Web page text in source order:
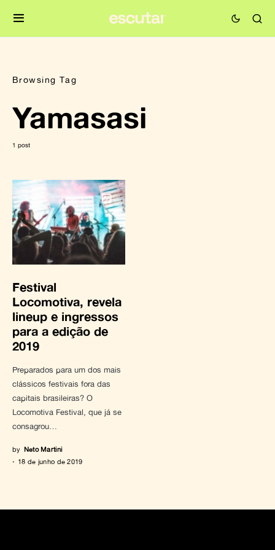
Browsing Tag
Yamasasi
1 post
Festival
Locomotiva, revela
lineup e ingressos
para a edição de
2019
Preparados para um dos mais
clássicos festivais fora das
capitais brasileiras? O
Locomotiva Festival, que já se
consagrou…
by Neto Martini
18 de junho de 2019